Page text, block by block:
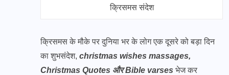
क्रिसमस संदेश
क्रिसमस के मौके पर दुनिया भर के लोग एक दूसरे को बड़ा दिन
का शुभसंदेश, christmas wishes massages,
Christmas Quotes और Bible varses भेज कर